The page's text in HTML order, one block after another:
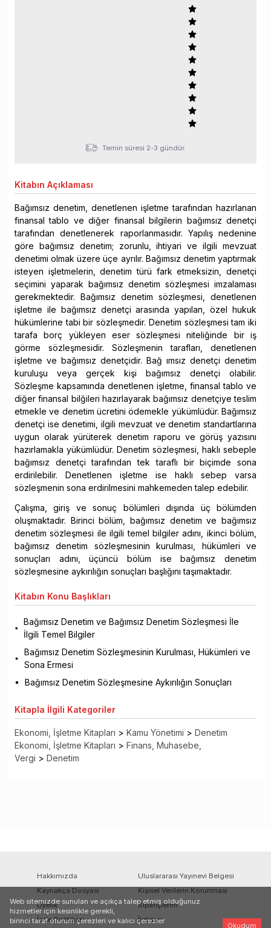
Temin süresi 2-3 gündür.
Kitabın Açıklaması
Bağımsız denetim, denetlenen işletme tarafından hazırlanan
finansal tablo ve diğer finansal bilgilerin bağımsız denetçi
tarafından denetlenerek raporlanmasıdır. Yapılış nedenine
göre bağımsız denetim; zorunlu, ihtiyari ve ilgili mevzuat
denetimi olmak üzere üçe ayrılır. Bağımsız denetim yaptırmak
isteyen işletmelerin, denetim türü fark etmeksizin, denetçi
seçimini yaparak bağımsız denetim sözleşmesi imzalaması
gerekmektedir. Bağımsız denetim sözleşmesi, denetlenen
işletme ile bağımsız denetçi arasında yapılan, özel hukuk
hükümlerine tabi bir sözleşmedir. Denetim sözleşmesi tam iki
tarafa borç yükleyen eser sözleşmesi niteliğinde bir iş
görme sözleşmesidir. Sözleşmenin tarafları, denetlenen
işletme ve bağımsız denetçidir. Bağ ımsız denetçi denetim
kuruluşu veya gerçek kişi bağımsız denetçi olabilir.
Sözleşme kapsamında denetlenen işletme, finansal tablo ve
diğer finansal bilğileri hazırlayarak bağımsız denetçiye teslim
etmekle ve denetim ücretini ödemekle yükümlüdür. Bağımsız
denetçi ise denetimi, ilgili mevzuat ve denetim standartlarına
uygun olarak yürüterek denetim raporu ve görüş yazısını
hazırlamakla yükümlüdür. Denetim sözleşmesi, haklı sebeple
bağımsız denetçi tarafından tek taraflı bir biçimde sona
erdirilebilir. Denetlenen işletme ise haklı sebep varsa
sözleşmenin sona erdirilmesini mahkemeden talep edebilir.
Çalışma, giriş ve sonuç bölümleri dışında üç bölümden
oluşmaktadır. Birinci bölüm, bağımsız denetim ve bağımsız
denetim sözleşmesi ile ilgili temel bilgiler adını, ikinci bölüm,
bağımsız denetim sözleşmesinin kurulması, hükümleri ve
sonuçları adını, üçüncü bölüm ise bağımsız denetim
sözleşmesine aykırılığın sonuçları başlığını taşımaktadır.
Kitabın Konu Başlıkları
Bağımsız Denetim ve Bağımsız Denetim Sözleşmesi İle
İlgili Temel Bilgiler
Bağımsız Denetim Sözleşmesinin Kurulması, Hükümleri ve
Sona Ermesi
Bağımsız Denetim Sözleşmesine Aykırılığın Sonuçları
Kitapla İlgili Kategoriler
Ekonomi, İşletme Kitapları > Kamu Yönetimi > Denetim
Ekonomi, İşletme Kitapları > Finans, Muhasebe,
Vergi > Denetim
Hakkımızda
Uluslararası Yayınevi Belgesi
Kaynakça Dosyası
Kişisel Verilerin Korunması
Üyelik
Siparişlerim
İade Politikası
İletişim
Web sitemizde sunulan ve açıkça talep etmiş olduğunuz
hizmetler için kesinlikle gerekli,
birinci taraf oturum çerezleri ve kalıcı çerezler
Okudum